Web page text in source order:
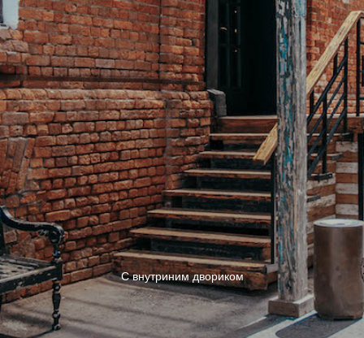
С внутриним двориком